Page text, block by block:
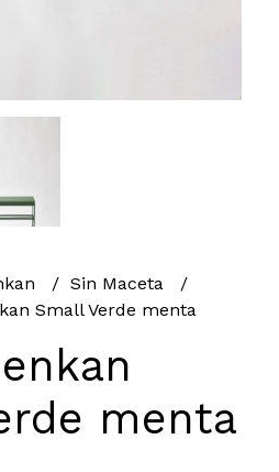
Sin Maceta
Small Verde menta
menta